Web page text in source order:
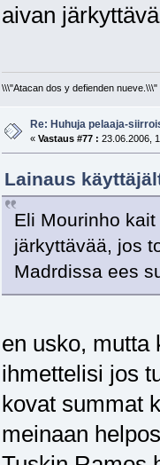
aivan
\\\"Atacan dos y defienden nueve.\\\"
Re: Huhuja pelaaja-
« Vastaus #77 : 23.06.2006,
Lainaus
Eli Mourinho
järkyttävää, jos
Madrdissa ees
en usko, mutta
ihmettelisi jos
kovat summat
meinaan